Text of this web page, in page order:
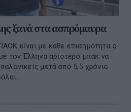
ξανά στα ασπρόμαυρα
είναι με κάθε επισημότητα ο
τον Έλληνα αριστερό μπακ να
μετά από 5,5 χρόνια